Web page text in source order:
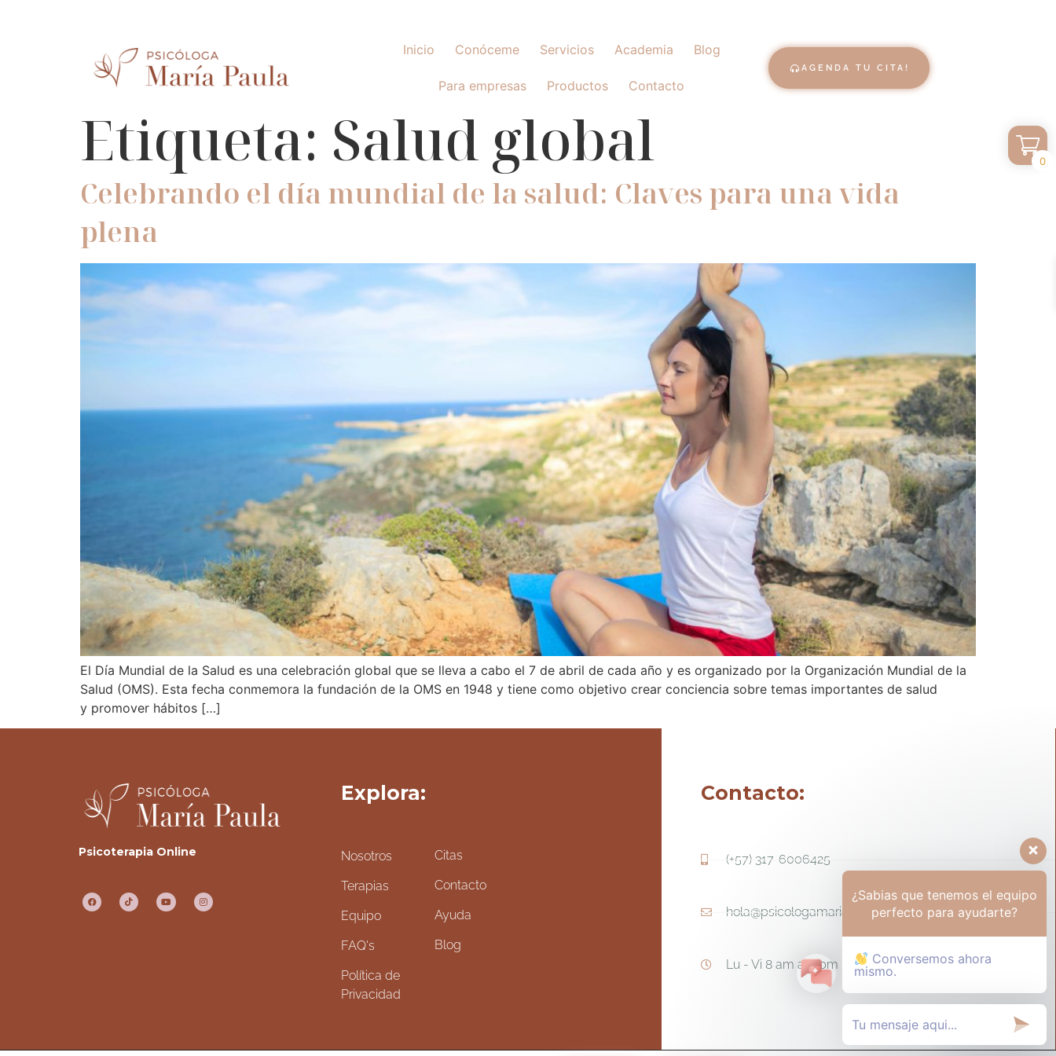
Inicio Conóceme Servicios Academia Blog
Para empresas Productos Contacto
AGENDA TU CITA!
Etiqueta: Salud global
Celebrando el día mundial de la salud: Claves para una vida
plena
El Día Mundial de la Salud es una celebración global que se lleva a cabo el 7 de abril de cada año y es organizado por la Organización Mundial de la
Salud (OMS). Esta fecha conmemora la fundación de la OMS en 1948 y tiene como objetivo crear conciencia sobre temas importantes de salud
y promover hábitos […]
Psicoterapia Online
Explora:
Nosotros
Terapias
Equipo
FAQ's
Política de
Privacidad
Citas
Contacto
Ayuda
Blog
Contacto:
(+57) 317-6006425
hola@psicologamariapaula.com
Lu - Vi 8 am a 6 pm - Sa 8am - 12m
0
¿Sabias que tenemos el equipo
perfecto para ayudarte?
Conversemos ahora
mismo.